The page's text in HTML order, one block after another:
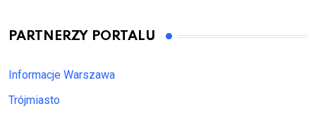
PARTNERZY PORTALU
Informacje Warszawa
Trójmiasto